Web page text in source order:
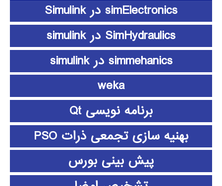
simElectronics در Simulink
SimHydraulics در simulink
simmehanics در simulink
weka
برنامه نویسی Qt
بهنیه سازی تجمعی ذرات PSO
پیش بینی بورس